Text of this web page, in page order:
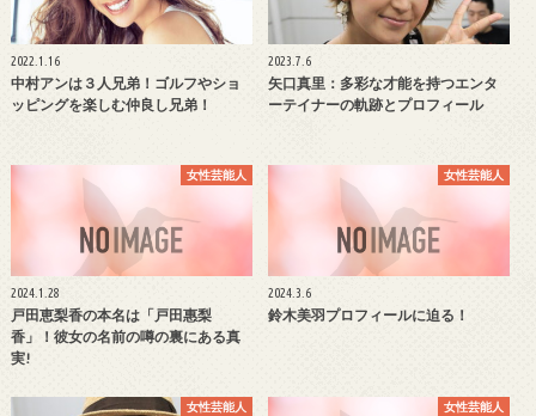
2022.1.16
中村アンは３人兄弟！ゴルフやショ
ッピングを楽しむ仲良し兄弟！
2023.7.6
矢口真里：多彩な才能を持つエンタ
ーテイナーの軌跡とプロフィール
女性芸能人
2024.1.28
戸田恵梨香の本名は「戸田惠梨
香」！彼女の名前の噂の裏にある真
実!
女性芸能人
2024.3.6
鈴木美羽プロフィールに迫る！
女性芸能人 女性芸能人